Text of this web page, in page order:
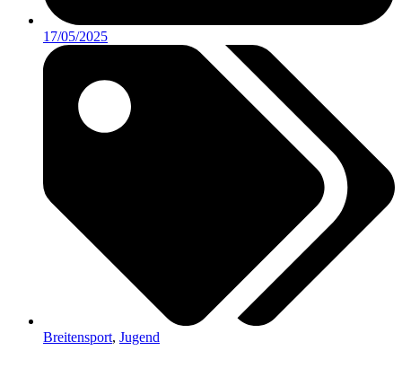
17/05/2025
Breitensport, Jugend